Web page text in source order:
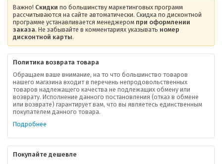
Важно! Скидки по большинству маркетинговых программ
рассчитываются на сайте автоматически. Скидка по дисконтной
программе устанавливается менеджером при оформлении
заказа. Не забывайте в комментариях указывать номер
дисконтной карты.
Политика возврата товара
Обращаем ваше внимание, на то что большинство товаров
нашего магазина входит в перечень непродовольственных
товаров надлежащего качества не подлежащих обмену или
возврату. Исполнение данного постановления (отказ в обмене
или возврате) гарантирует вам, что вы являетесь единственным
покупателем данного товара.
Подробнее
Покупайте дешевле